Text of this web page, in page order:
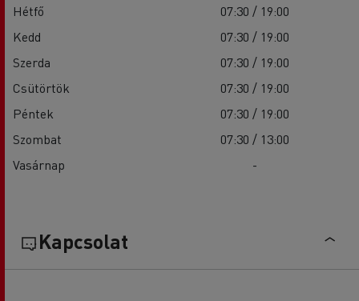
Hétfő
07:30 / 19:00
Kedd
07:30 / 19:00
Szerda
07:30 / 19:00
Csütörtök
07:30 / 19:00
Péntek
07:30 / 19:00
Szombat
07:30 / 13:00
Vasárnap
-
Kapcsolat